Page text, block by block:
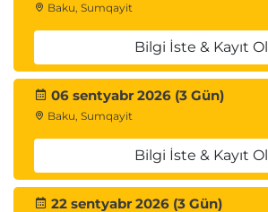
Baku, Sumqayit
Bilgi İste & Kayıt Ol
06 sentyabr 2026 (3 Gün)
Baku, Sumqayit
Bilgi İste & Kayıt Ol
22 sentyabr 2026 (3 Gün)